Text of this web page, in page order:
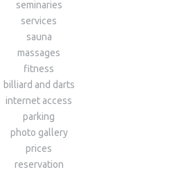
seminaries
services
sauna
massages
fitness
billiard and darts
internet access
parking
photo gallery
prices
reservation